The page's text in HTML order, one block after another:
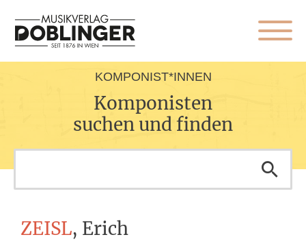
KOMPONIST*INNEN
Komponisten
suchen und finden
ZEISL, Erich